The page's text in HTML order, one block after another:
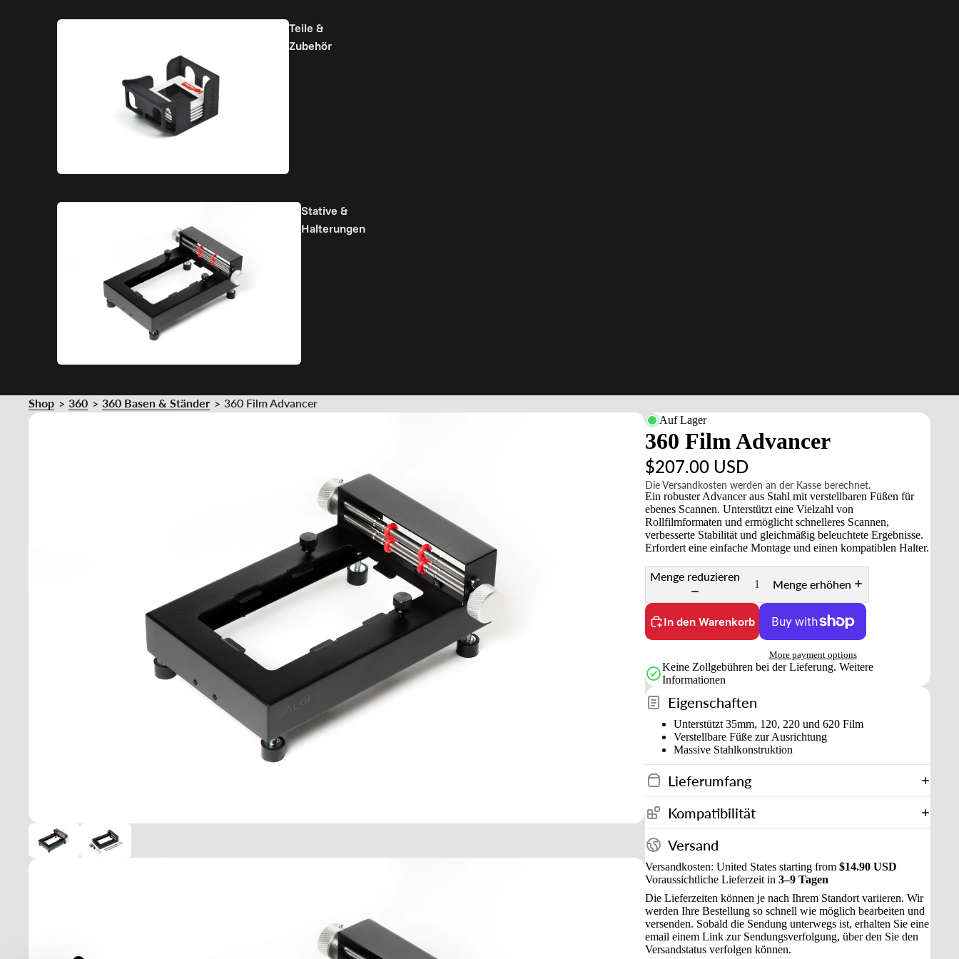
Teile &
Zubehör
Stative &
Halterungen
Shop > 360 > 360 Basen & Ständer > 360 Film Advancer
Auf Lager
360 Film Advancer
$207.00 USD
Die Versandkosten werden an der Kasse berechnet.
Ein robuster Advancer aus Stahl mit verstellbaren Füßen für
ebenes Scannen. Unterstützt eine Vielzahl von
Rollfilmformaten und ermöglicht schnelleres Scannen,
verbesserte Stabilität und gleichmäßig beleuchtete Ergebnisse.
Erfordert eine einfache Montage und einen kompatiblen Halter.
Menge reduzieren
Menge erhöhen
In den Warenkorb
More payment options
Keine Zollgebühren bei der Lieferung. Weitere
Informationen
Eigenschaften
Unterstützt 35mm, 120, 220 und 620 Film
Verstellbare Füße zur Ausrichtung
Massive Stahlkonstruktion
Lieferumfang
Kompatibilität
Versand
Versandkosten: United States starting from $14.90 USD
Voraussichtliche Lieferzeit in 3–9 Tagen
Die Lieferzeiten können je nach Ihrem Standort variieren. Wir
werden Ihre Bestellung so schnell wie möglich bearbeiten und
versenden. Sobald die Sendung unterwegs ist, erhalten Sie eine
email einem Link zur Sendungsverfolgung, über den Sie den
Versandstatus verfolgen können.